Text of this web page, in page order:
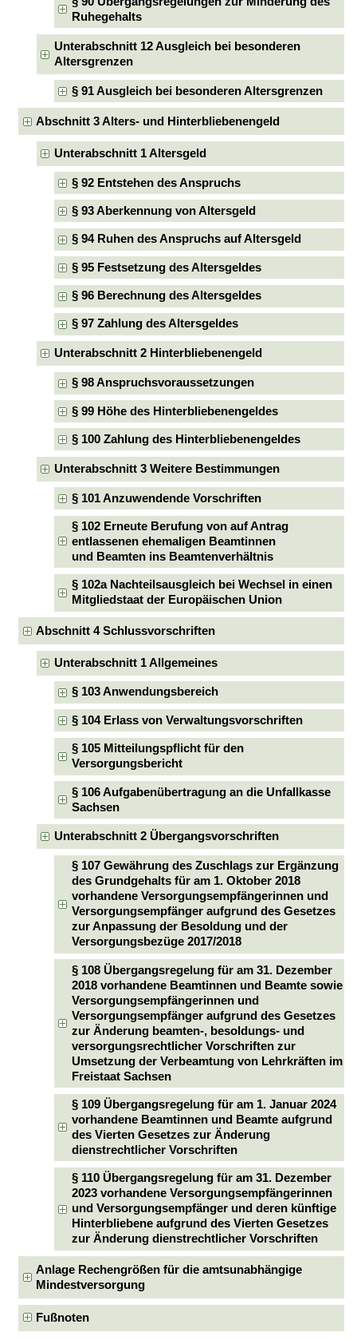
Ruhegehalts
Unterabschnitt 12 Ausgleich bei besonderen
Altersgrenzen
§ 91 Ausgleich bei besonderen Altersgrenzen
Abschnitt 3 Alters- und Hinterbliebenengeld
Unterabschnitt 1 Altersgeld
§ 92 Entstehen des Anspruchs
§ 93 Aberkennung von Altersgeld
§ 94 Ruhen des Anspruchs auf Altersgeld
§ 95 Festsetzung des Altersgeldes
§ 96 Berechnung des Altersgeldes
§ 97 Zahlung des Altersgeldes
Unterabschnitt 2 Hinterbliebenengeld
§ 98 Anspruchsvoraussetzungen
§ 99 Höhe des Hinterbliebenengeldes
§ 100 Zahlung des Hinterbliebenengeldes
Unterabschnitt 3 Weitere Bestimmungen
§ 101 Anzuwendende Vorschriften
§ 102 Erneute Berufung von auf Antrag
entlassenen ehemaligen Beamtinnen
und Beamten ins Beamtenverhältnis
§ 102a Nachteilsausgleich bei Wechsel in einen
Mitgliedstaat der Europäischen Union
Abschnitt 4 Schlussvorschriften
Unterabschnitt 1 Allgemeines
§ 103 Anwendungsbereich
§ 104 Erlass von Verwaltungsvorschriften
§ 105 Mitteilungspflicht für den
Versorgungsbericht
§ 106 Aufgabenübertragung an die Unfallkasse
Sachsen
Unterabschnitt 2 Übergangsvorschriften
§ 107 Gewährung des Zuschlags zur Ergänzung
des Grundgehalts für am 1. Oktober 2018
vorhandene Versorgungsempfängerinnen und
Versorgungsempfänger aufgrund des Gesetzes
zur Anpassung der Besoldung und der
Versorgungsbezüge 2017/2018
§ 108 Übergangsregelung für am 31. Dezember
2018 vorhandene Beamtinnen und Beamte sowie
Versorgungsempfängerinnen und
Versorgungsempfänger aufgrund des Gesetzes
zur Änderung beamten-, besoldungs- und
versorgungsrechtlicher Vorschriften zur
Umsetzung der Verbeamtung von Lehrkräften im
Freistaat Sachsen
§ 109 Übergangsregelung für am 1. Januar 2024
vorhandene Beamtinnen und Beamte aufgrund
des Vierten Gesetzes zur Änderung
dienstrechtlicher Vorschriften
§ 110 Übergangsregelung für am 31. Dezember
2023 vorhandene Versorgungsempfängerinnen
und Versorgungsempfänger und deren künftige
Hinterbliebene aufgrund des Vierten Gesetzes
zur Änderung dienstrechtlicher Vorschriften
Anlage Rechengrößen für die amtsunabhängige
Mindestversorgung
Fußnoten